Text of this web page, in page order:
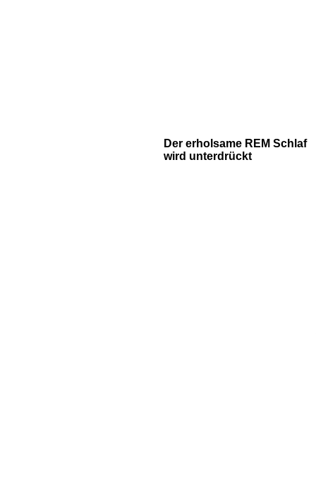
Der erholsame REM Schlaf
wird unterdrückt